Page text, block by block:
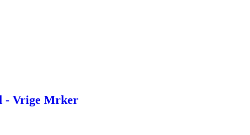
- Vrige Mrker